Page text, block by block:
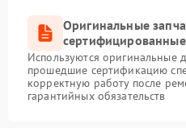
Оригинальные
Используются оригинальные
прошедшие сертификацию
корректную работу после
гарантийных обязательств